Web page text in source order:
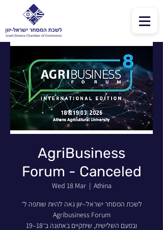
AgriBusiness
Forum - Canceled
Wed 18 Mar
  |
Athina
לשכת המסחר ישראל–יוון גאה להיות שותפה ל־
Agribusiness Forum
ובפעם השלישית, שיתקיים באתונה ב־18–19